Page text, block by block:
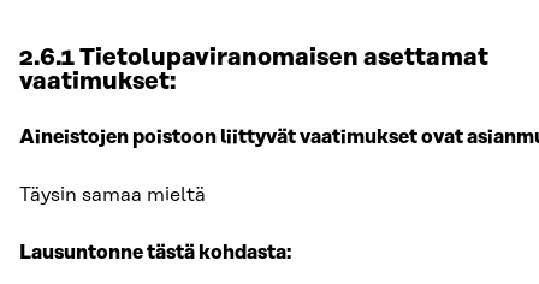
2.6.1 Tietolupaviranomaisen asettamat
vaatimukset:
Aineistojen poistoon liittyvät vaatimukset ovat
Täysin samaa mieltä
Lausuntonne tästä kohdasta: